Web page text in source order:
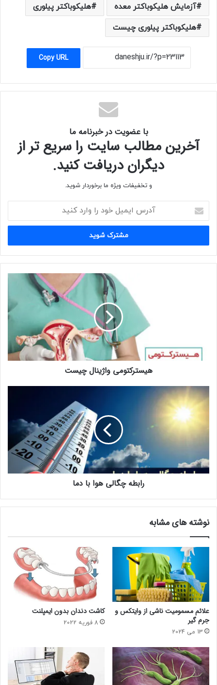
آزمایش هلیکوباکتر معده
هلیکوباکتر پیلوری
هلیکوباکتر پیلوری چیست
Copy URL
با عضویت در خبرنامه ما
آخرین مطالب سایت را سریع تر از
دیگران دریافت کنید.
و تخفیفات ویژه ما برخوردار شوید.
ایمیل
خود
وارد
کنید
هیسترکتومی واژینال چیست
رابطه
چگالی
دما
رابطه چگالی هوا با دما
نوشته های مشابه
علائم مسمومیت ناشی از وایتکس و
جرم گیر
13 می 2024
کاشت دندان بدون ایمپلنت
8 فوریه 2022